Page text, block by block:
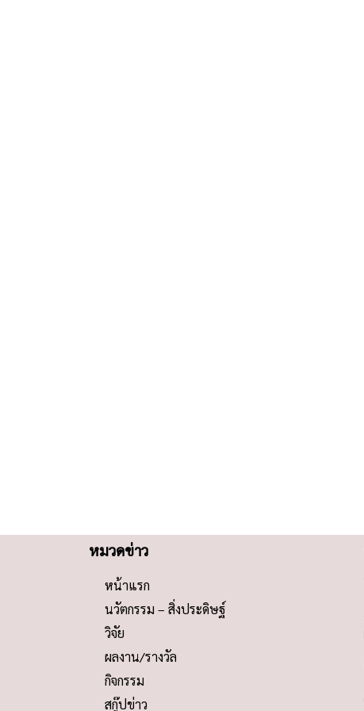
หมวดข่าว
หน้าแรก
นวัตกรรม – สิ่งประดิษฐ์
วิจัย
ผลงาน/รางวัล
กิจกรรม
สกู๊ปข่าว